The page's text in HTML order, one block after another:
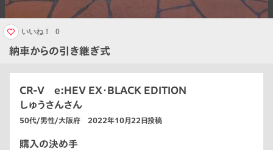
納車からの引き継ぎ式
いいね！ 0
CR-V e:HEV EX・BLACK EDITION
しゅうさんさん
50代/男性/大阪府 2022年10月22日投稿
購入の決め手